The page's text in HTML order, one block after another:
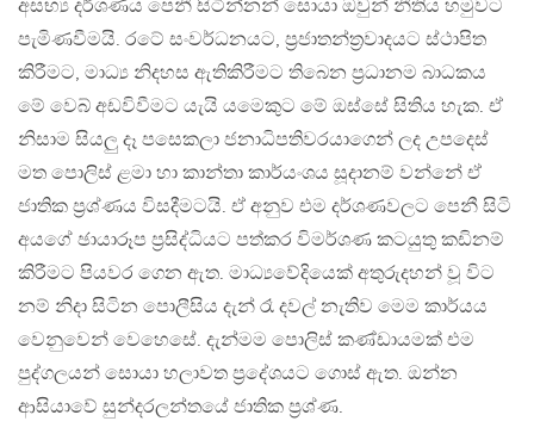
අසභ්‍ය දර්ශණය පෙනී සිටින්නන් සොයා ඔවුන් නීතිය හමුවට
පැමිණවීමයි. රටේ සංවර්ධනයට, ප්‍රජාතන්ත්‍රවාදයට ස්ථාපිත
කිරීමට, මාධ්‍ය නිදහස ඇතිකිරීමට තිබෙන ප්‍රධානම බාධකය
මේ වෙබ් අඩවිවීමට යැයි යමෙකුට මේ ඔස්සේ සිතිය හැක. ඒ
නිසාම සියලු දෑ පසෙකලා ජනාධිපතිවරයාගෙන් ලද උපදෙස්
මත පොලිස් ළමා හා කාන්තා කාර්යංශය සූදානම් වන්නේ ඒ
ජාතික ප්‍රශ්ණය විසදීමටයි. ඒ අනුව එම දර්ශණවලට පෙනී සිටි
අයගේ ඡායාරූප ප්‍රසිද්ධියට පත්කර විමර්ශණ කටයුතු කඩිනම්
කිරීමට පියවර ගෙන ඇත. මාධ්‍යවේදියෙක් අතුරුදහන් වූ විට
නම් නිදා සිටින පොලීසිය දැන් රෑ දවල් නැතිව මෙම කාර්යය
වෙනුවෙන් වෙහෙසේ. දැන්මම පොලිස් කණ්ඩායමක් එම
පුද්ගලයන් සොයා හලාවත ප්‍රදේශයට ගොස් ඇත. ඔන්න
ආසියාවේ සුන්දරලන්තයේ ජාතික ප්‍රශ්ණ.